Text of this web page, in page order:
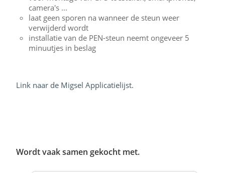
camera's ...
laat geen sporen na wanneer de steun weer
verwijderd wordt
installatie van de PEN-steun neemt ongeveer 5
minuutjes in beslag
Link naar de Migsel Applicatielijst.
Wordt vaak samen gekocht met.